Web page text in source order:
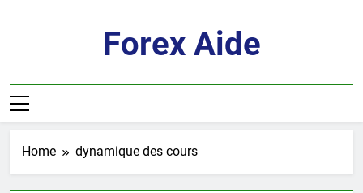
Forex Aide
Home dynamique des cours